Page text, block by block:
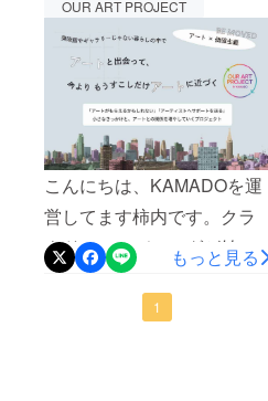
になってます。 ですが、
KAMADOのプロジェクトの
様に前例がないものについ
ては銀行や公庫など実績を
見る金融からの融資はなか
なか厳しい状態です、、。
そうなると売上を出しつつ
進んでいくしかないのです
が、部分的に少しでも早く
進行して、企業、アーティ
スト、読者の皆さんにもっ
が、 KAMADOのビジョンで
もある 百花繚乱の世界につ
ながると、信じています。
もっと気軽で、もっと自由
で、生活に彩りを与えるも
のであってほしいと想い
「あしかがアートクロス」
というアートイベントを毎
年開催しています。 東京か
ら北へ80kmの地方都市で活
動する私たちにとって、美
術館ギャラリーだけじゃな
い暮らしの中で、アートと
をお話させてくだ
さい。
OUR ART PROJECT
こんにちは、KAMADOを運
営してます柿内です。クラ
ウドファンディングが始
まってからも、何か伝え足
りてない感じがあり毎日頭
もっと見る
1